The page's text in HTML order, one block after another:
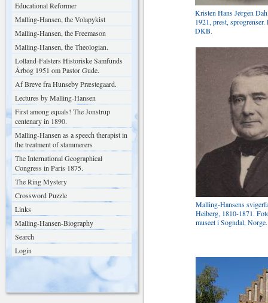
Educational Reformer
Malling-Hansen, the Volapykist
Malling-Hansen, the Freemason
Malling-Hansen, the Theologian.
Lolland-Falsters Historiske Samfunds
Årbog 1951 om Pastor Gude.
Af Breve fra Hunseby Præstegaard.
Lectures by Malling-Hansen
First among equals! The Jonstrup
centenary in 1890.
Malling-Hansen as a speech therapist in
the treatment of stammerers
The International Geographical
Congress in Paris 1875.
The Ring Mystery
Crossword Puzzle
Links
Malling-Hansen-Biography
Search
Login
Kristen Hans Jørgen
1921, prest, sprogrenser.
DKB.
Malling-Hansens
Heiberg, 1810-1871.
museet i Sogndal, Norge.